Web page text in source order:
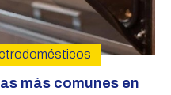
más comunes en